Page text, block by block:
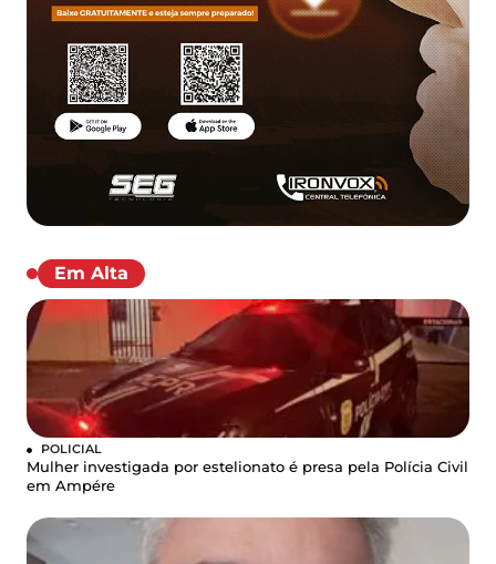
Em Alta
POLICIAL
Mulher investigada por estelionato é presa pela Polícia Civil
em Ampére